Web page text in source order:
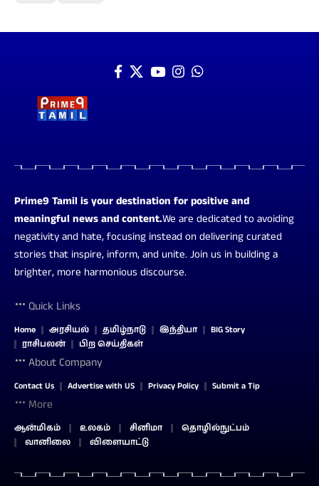
Prime9 Tamil is your destination for positive and
meaningful news and content.We are dedicated to avoiding
negativity and hate, focusing instead on delivering curated
stories that inspire, inform, and unite. Join us in building a
brighter, more harmonious discourse.
Quick Links
Home அரசியல் தமிழ்நாடு இந்தியா
BIG Story
ராசிபலன்
பிற செய்திகள்
About Company
Contact Us Advertise with US Privacy Policy Submit a Tip
More
ஆன்மிகம் உலகம் சினிமா
தொழில்நுட்பம்
வானிலை
விளையாட்டு